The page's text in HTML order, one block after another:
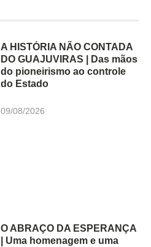
A HISTÓRIA NÃO CONTADA
DO GUAJUVIRAS | Das mãos
do pioneirismo ao controle
do Estado
09/08/2026
O ABRAÇO DA ESPERANÇA
| Uma homenagem e uma